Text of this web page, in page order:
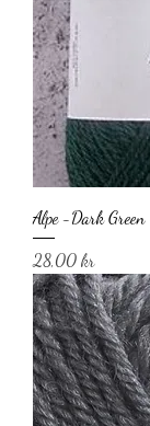
Alpe -Dark Green
Pris
28,00 kr